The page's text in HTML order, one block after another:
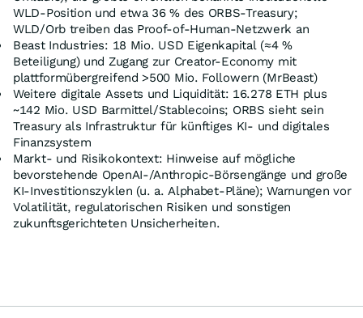
WLD‑Position und etwa 36 % des ORBS‑Treasury;
WLD/Orb treiben das Proof‑of‑Human‑Netzwerk an
Beast Industries: 18 Mio. USD Eigenkapital (≈4 %
Beteiligung) und Zugang zur Creator‑Economy mit
plattformübergreifend >500 Mio. Followern (MrBeast)
Weitere digitale Assets und Liquidität: 16.278 ETH plus
~142 Mio. USD Barmittel/Stablecoins; ORBS sieht sein
Treasury als Infrastruktur für künftiges KI‑ und digitales
Finanzsystem
Markt‑ und Risikokontext: Hinweise auf mögliche
bevorstehende OpenAI‑/Anthropic‑Börsengänge und große
KI‑Investitionszyklen (u. a. Alphabet‑Pläne); Warnungen vor
Volatilität, regulatorischen Risiken und sonstigen
zukunftsgerichteten Unsicherheiten.